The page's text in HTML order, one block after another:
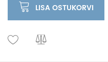
LISA OSTUKORVI